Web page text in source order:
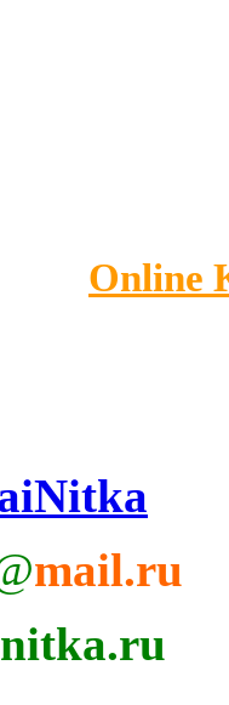
Online
mail.ru